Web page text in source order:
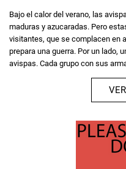
Bajo el calor del verano, las
maduras y azucaradas. Pero
visitantes, que se complacen en
prepara una guerra. Por un lado,
avispas. Cada grupo con sus
VER